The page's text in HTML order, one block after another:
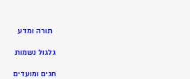
תורה ומדע
גלגול נשמות
חגים ומועדים